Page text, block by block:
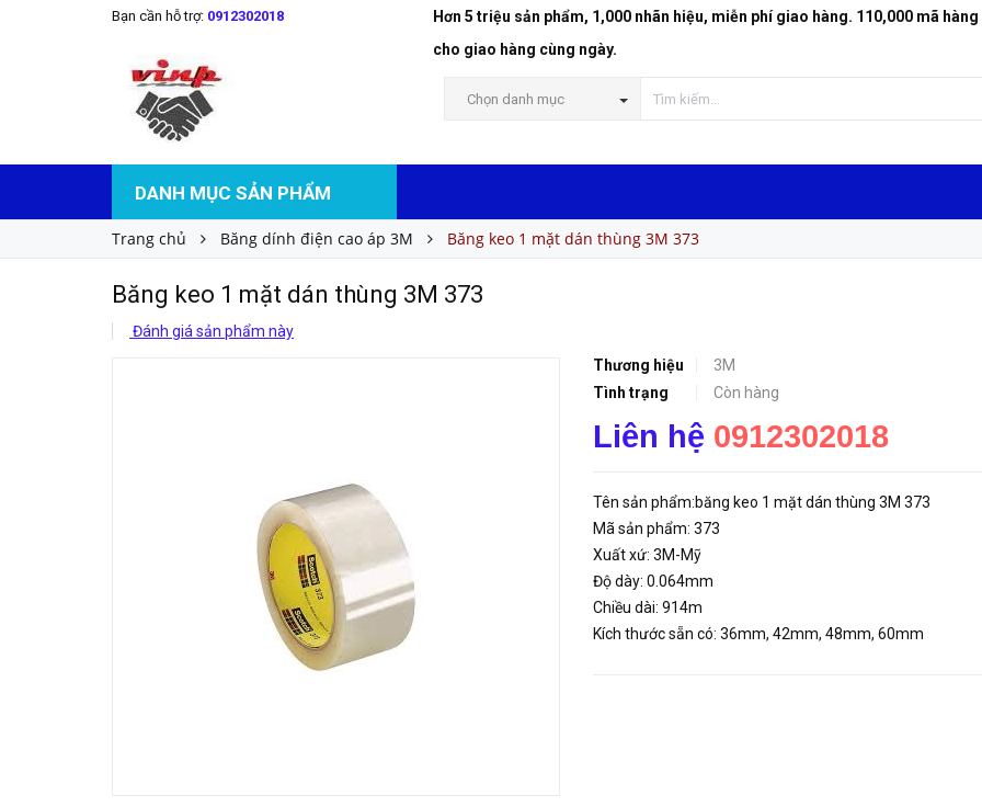
Bạn cần hỗ trợ: 0912302018
Hơn 5 triệu sản phẩm, 1,000 nhãn hiệu, miễn phí giao hàng. 110,000 mã
cho giao hàng cùng ngày.
Chọn danh mục
DANH MỤC SẢN PHẨM
Trang chủ Băng dính điện cao áp 3M Băng keo 1 mặt dán thùng 3M 373
Băng keo 1 mặt dán thùng 3M 373
Đánh giá sản phẩm này
Thương hiệu
3M
Tình trạng
Còn hàng
Liên hệ 0912302018
Tên sản phẩm:băng keo 1 mặt dán thùng 3M 373
Mã sản phẩm: 373
Xuất xứ: 3M-Mỹ
Độ dày: 0.064mm
Chiều dài: 914m
Kích thước sẵn có: 36mm, 42mm, 48mm, 60mm
Băng keo 1 mặt dán thùng 3M 373